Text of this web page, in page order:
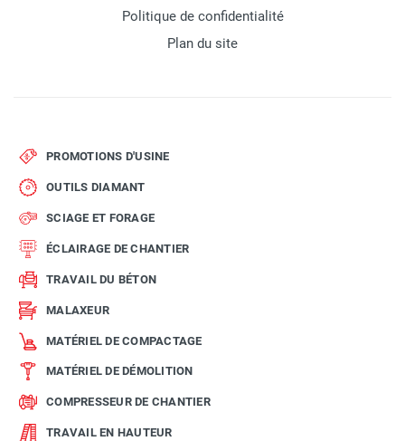
Politique de confidentialité
Plan du site
PROMOTIONS D'USINE
OUTILS DIAMANT
SCIAGE ET FORAGE
ÉCLAIRAGE DE CHANTIER
TRAVAIL DU BÉTON
MALAXEUR
MATÉRIEL DE COMPACTAGE
MATÉRIEL DE DÉMOLITION
COMPRESSEUR DE CHANTIER
TRAVAIL EN HAUTEUR